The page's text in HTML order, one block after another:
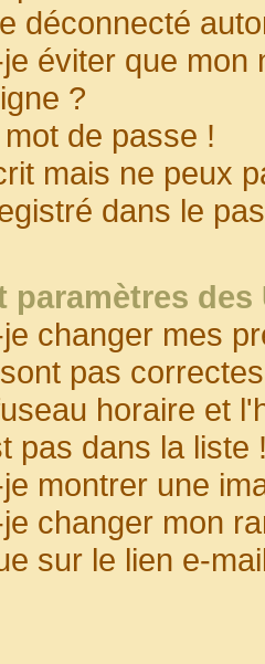
déconnecté
éviter que
?
de passe !
mais ne peux
dans le
paramètres
changer mes
pas
horaire et
pas dans la liste
montrer une
changer mon
sur le lien e-